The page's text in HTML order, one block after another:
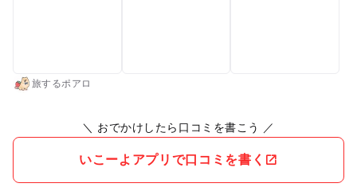
からは離れており（歩いて行ける距離ではなさそう）今回は利
見スポットで、車で走りながら桜を楽しんだ。
旅するポアロ
＼ おでかけしたら口コミを書こう ／
いこーよアプリで口コミを書く